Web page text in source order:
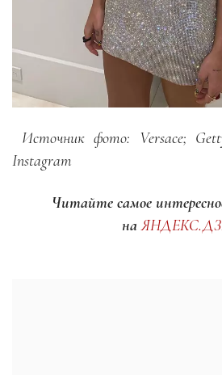
Источник фото: Versace;
Instagram
Читайте самое
на